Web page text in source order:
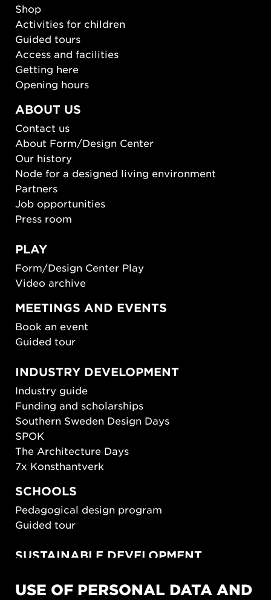
Shop
Activities for children
Guided tours
Access and facilities
Getting here
Opening hours
ABOUT US
Contact us
About Form/Design Center
Our history
Node for a designed living environment
Partners
Job opportunities
Press room
PLAY
Form/Design Center Play
Video archive
MEETINGS AND EVENTS
Book an event
Guided tour
INDUSTRY DEVELOPMENT
Industry guide
Funding and scholarships
Southern Sweden Design Days
SPOK
The Architecture Days
7x Konsthantverk
SCHOOLS
Pedagogical design program
Guided tour
SUSTAINABLE DEVELOPMENT
SUSTAINORDIC
USE OF PERSONAL DATA AND